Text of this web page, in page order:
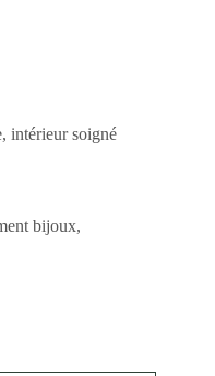
intérieur soigné
bijoux,